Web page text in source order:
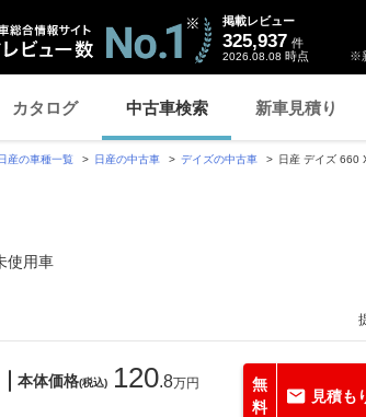
※
掲載レビュー
325,937 件
2026.08.08 時点
カタログ 中古車検索 新車見積り
産の車種一覧 日産の中古車 デイズの中古車 日産 デイズ 660
使用車
本体価格(税込) 120.8万円
無
料
見積も